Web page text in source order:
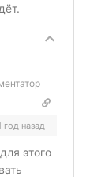
год назад
этого